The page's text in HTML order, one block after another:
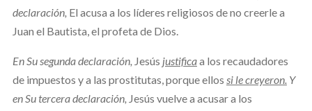
declaración, El acusa a los líderes religiosos de no creerle a
Juan el Bautista, el profeta de Dios.
En Su segunda declaración, Jesús justificaa los recaudadores
de impuestos y a las prostitutas, porque ellos si le creyeron. Y
en Su tercera declaración, Jesús vuelve a acusar a los